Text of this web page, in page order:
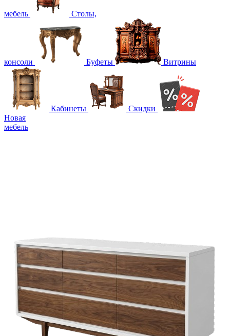
мебель Столы,
консоли Буфеты Витрины
Кабинеты
Скидки
Новая
мебель